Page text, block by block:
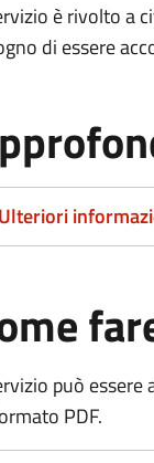
è rivolto a
di essere
Ulteriori
può
PDF.